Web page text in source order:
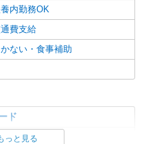
内勤務OK
費支給
かない・食事補助
ド
・調理補助・調理師
っと見る